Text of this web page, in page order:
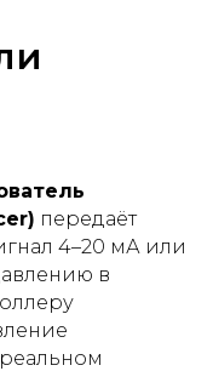
передаёт
4–20 мА или
в